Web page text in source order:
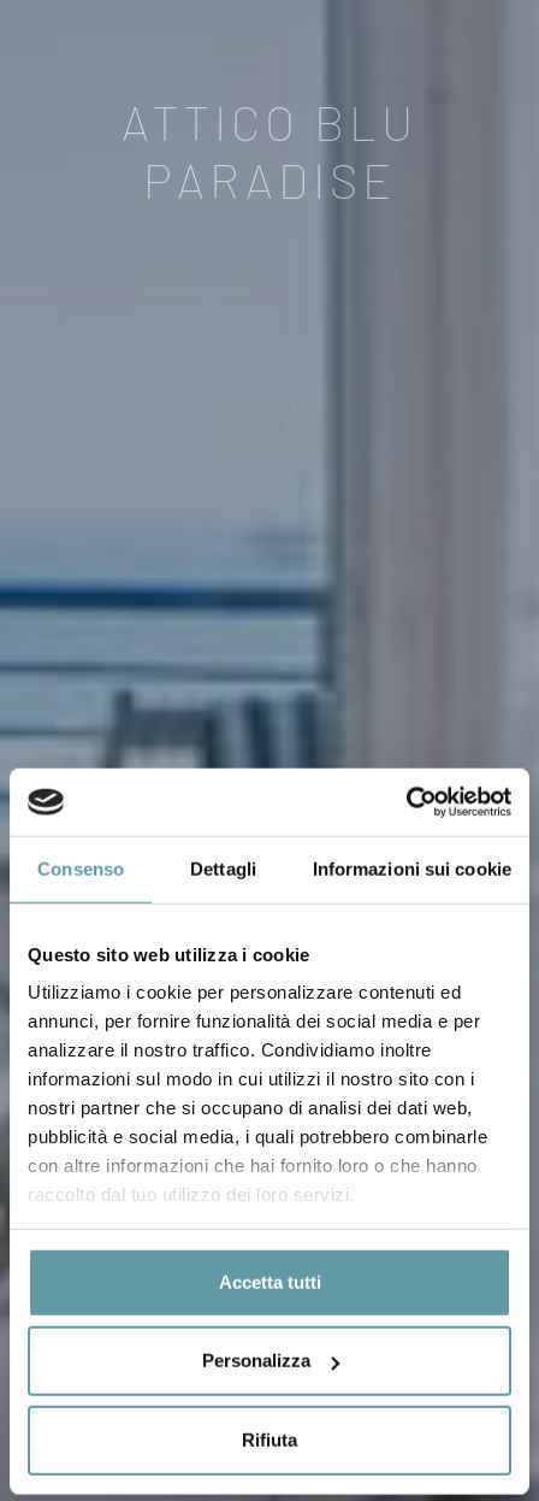
Consenso Dettagli Informazioni sui cookie
Questo sito web utilizza i cookie
Utilizziamo i cookie per personalizzare contenuti ed
annunci, per fornire funzionalità dei social media e per
analizzare il nostro traffico. Condividiamo inoltre
informazioni sul modo in cui utilizzi il nostro sito con i
nostri partner che si occupano di analisi dei dati web,
pubblicità e social media, i quali potrebbero combinarle
con altre informazioni che hai fornito loro o che hanno
raccolto dal tuo utilizzo dei loro servizi.
Accetta tutti
Personalizza
Rifiuta
ATTICO BLU
PARADISE